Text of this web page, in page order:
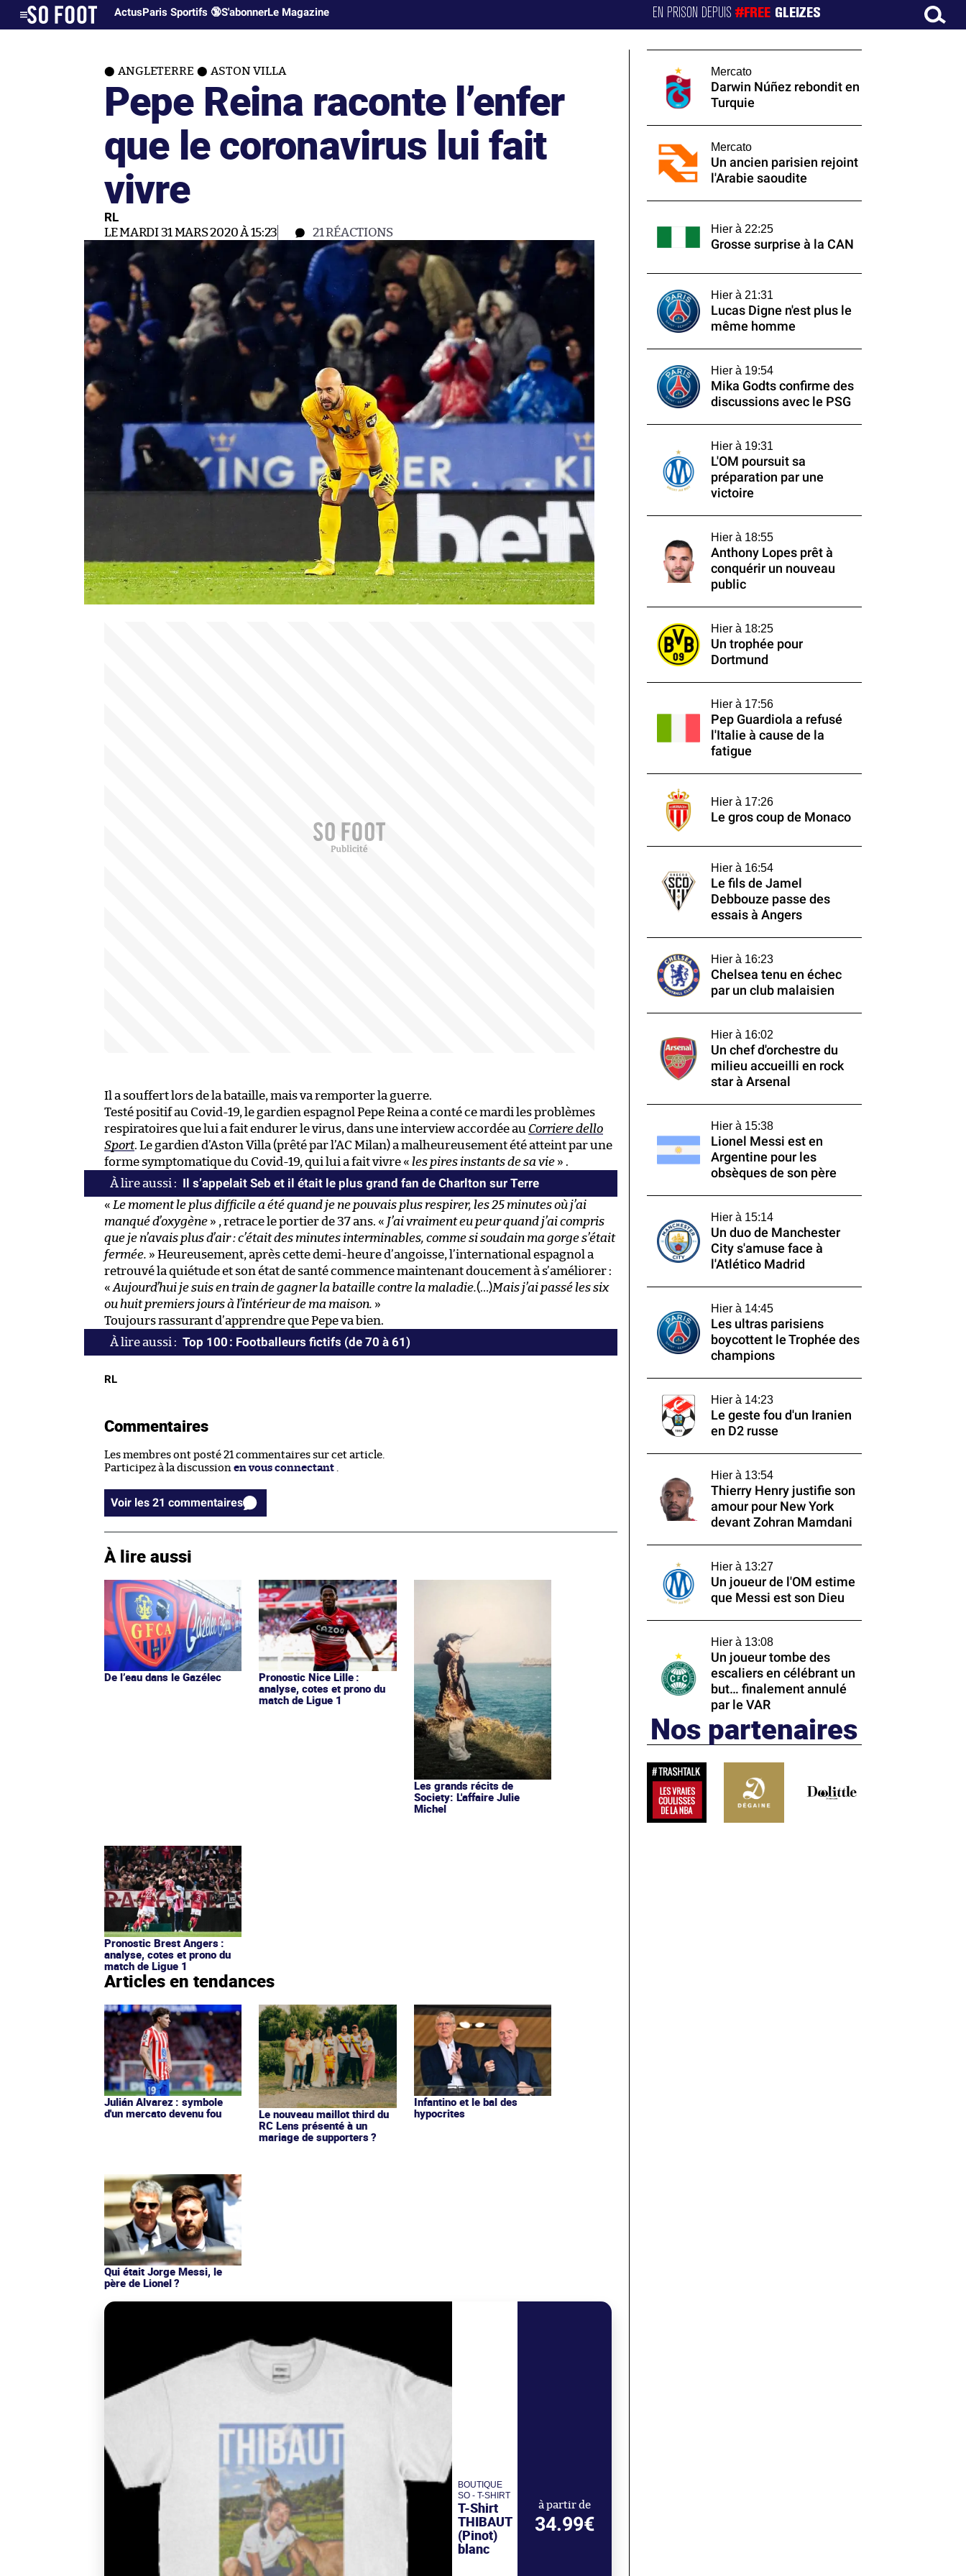
ActusParis Sportifs 🔞S'abonnerLe Magazine EN PRISON DEPUIS#FREE GLEIZES
ANGLETERRE ASTON VILLA
Pepe Reina raconte l’enfer
que le coronavirus lui fait
vivre
RL
LE MARDI 31 MARS 2020 À 15:23 21RÉACTIONS
Il a souffert lors de la bataille, mais va remporter la guerre.
Testé positif au Covid-19, le gardien espagnol Pepe Reina a conté ce mardi les problèmes
respiratoires que lui a fait endurer le virus, dans une interview accordée au Corriere dello
Sport. Le gardien d’Aston Villa (prêté par l’AC Milan) a malheureusement été atteint par une
forme symptomatique du Covid-19, qui lui a fait vivre « les pires instants de sa vie » .
Il s’appelait Seb et il était le plus grand fan de Charlton sur Terre
« Le moment le plus difficile a été quand je ne pouvais plus respirer, les 25 minutes où j’ai
manqué d’oxygène » , retrace le portier de 37 ans. « J’ai vraiment eu peur quand j’ai compris
que je n’avais plus d’air : c’était des minutes interminables, comme si soudain ma gorge s’était
fermée. » Heureusement, après cette demi-heure d’angoisse, l’international espagnol a
retrouvé la quiétude et son état de santé commence maintenant doucement à s’améliorer :
« Aujourd’hui je suis en train de gagner la bataille contre la maladie.(…)Mais j’ai passé les six
ou huit premiers jours à l’intérieur de ma maison. »
Toujours rassurant d’apprendre que Pepe va bien.
Top 100 : Footballeurs fictifs (de 70 à 61)
RL
Commentaires
Les membres ont posté 21 commentaires sur cet article.
Participez à la discussion en vous connectant
Voir les 21 commentaires
À lire aussi
De l’eau dans le Gazélec
Pronostic Nice Lille :
analyse, cotes et prono du
match de Ligue 1
Les grands récits de
Society: L'affaire Julie
Michel
Pronostic Brest Angers :
analyse, cotes et prono du
match de Ligue 1
Articles en tendances
Julián Alvarez : symbole
d'un mercato devenu fou
Le nouveau maillot third du
RC Lens présenté à un
mariage de supporters ?
Infantino et le bal des
hypocrites
Qui était Jorge Messi, le
père de Lionel ?
BOUTIQUE
SO - T-SHIRT
T-Shirt
THIBAUT
(Pinot)
blanc
à partir de
34.99€
Mercato
Darwin Núñez rebondit en
Turquie
Mercato
Un ancien parisien rejoint
l'Arabie saoudite
Hier à 22:25
Grosse surprise à la CAN
Hier à 21:31
Lucas Digne n'est plus le
même homme
Hier à 19:54
Mika Godts confirme des
discussions avec le PSG
Hier à 19:31
L'OM poursuit sa
préparation par une
victoire
Hier à 18:55
Anthony Lopes prêt à
conquérir un nouveau
public
Hier à 18:25
Un trophée pour
Dortmund
Hier à 17:56
Pep Guardiola a refusé
l'Italie à cause de la
fatigue
Hier à 17:26
Le gros coup de Monaco
Hier à 16:54
Le fils de Jamel
Debbouze passe des
essais à Angers
Hier à 16:23
Chelsea tenu en échec
par un club malaisien
Hier à 16:02
Un chef d'orchestre du
milieu accueilli en rock
star à Arsenal
Hier à 15:38
Lionel Messi est en
Argentine pour les
obsèques de son père
Hier à 15:14
Un duo de Manchester
City s'amuse face à
l'Atlético Madrid
Hier à 14:45
Les ultras parisiens
boycottent le Trophée des
champions
Hier à 14:23
Le geste fou d'un Iranien
en D2 russe
Hier à 13:54
Thierry Henry justifie son
amour pour New York
devant Zohran Mamdani
Hier à 13:27
Un joueur de l'OM estime
que Messi est son Dieu
Hier à 13:08
Un joueur tombe des
escaliers en célébrant un
but… finalement annulé
par le VAR
Nos partenaires